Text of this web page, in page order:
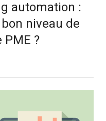
automation :
niveau de
?